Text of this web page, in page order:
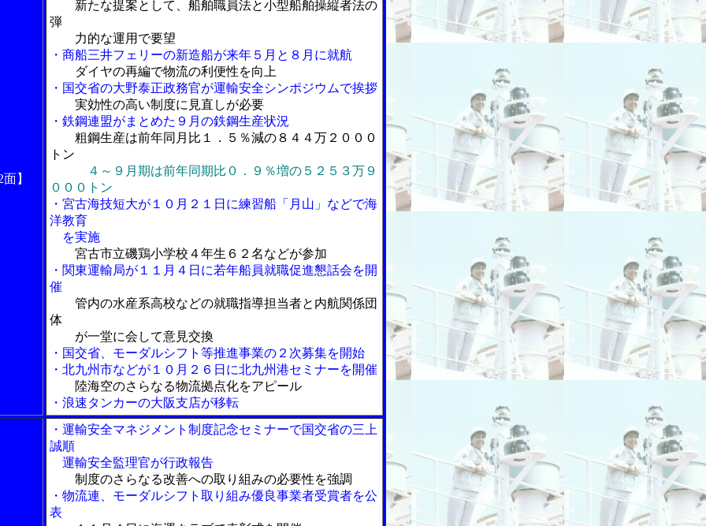
】
新たな提案として、船舶職員法と小型船舶操縦者法の
弾
力的な運用で要望
・商船三井フェリーの新造船が来年５月と８月に就航
ダイヤの再編で物流の利便性を向上
・国交省の大野泰正政務官が運輸安全シンポジウムで挨拶
実効性の高い制度に見直しが必要
・鉄鋼連盟がまとめた９月の鉄鋼生産状況
粗鋼生産は前年同月比１．５％減の８４４万２０００
トン
４～９月期は前年同期比０．９％増の５２５３万９
０００トン
・宮古海技短大が１０月２１日に練習船「月山」などで海
洋教育
を実施
宮古市立磯鶏小学校４年生６２名などが参加
・関東運輸局が１１月４日に若年船員就職促進懇話会を開
催
管内の水産系高校などの就職指導担当者と内航関係団
体
が一堂に会して意見交換
・国交省、モーダルシフト等推進事業の２次募集を開始
・北九州市などが１０月２６日に北九州港セミナーを開催
陸海空のさらなる物流拠点化をアピール
・浪速タンカーの大阪支店が移転
・運輸安全マネジメント制度記念セミナーで国交省の三上
誠順
運輸安全監理官が行政報告
制度のさらなる改善への取り組みの必要性を強調
・物流連、モーダルシフト取り組み優良事業者受賞者を公
表